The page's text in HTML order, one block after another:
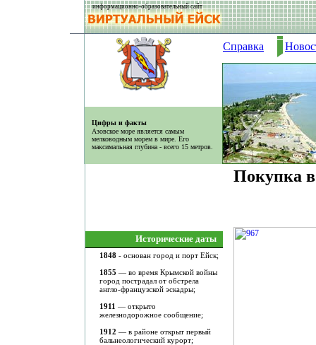
информационно-образовательный сайт
Цифры и факты
Азовское море является самым
мелководным морем в мире. Его
максимальная глубина - всего 15 метров.
Справка
Исторические даты
1848 - основан город и порт Ейск;
1855 — во время Крымской войны
город пострадал от обстрела
англо-французской эскадры;
1911 — открыто
железнодорожное сообщение;
1912 — в районе открыт первый
бальнеологический курорт;
Покупка